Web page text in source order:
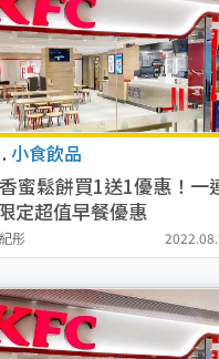
. 小食飲品
蜜鬆餅買1送1優惠！一
定超值早餐優惠
彤